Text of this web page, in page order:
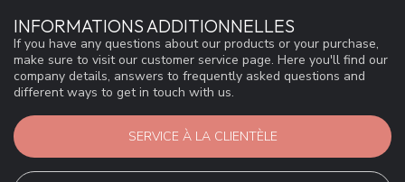
INFORMATIONS ADDITIONNELLES
If you have any questions about our products or your purchase,
make sure to visit our customer service page. Here you'll find our
company details, answers to frequently asked questions and
different ways to get in touch with us.
SERVICE À LA CLIENTÈLE